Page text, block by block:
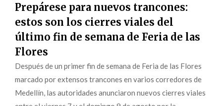
Prepárese para nuevos trancones:
estos son los cierres viales del
último fin de semana de Feria de las
Flores
Después de un primer fin de semana de Feria de las Flores
marcado por extensos trancones en varios corredores de
Medellín, las autoridades anunciaron nuevos cierres viales